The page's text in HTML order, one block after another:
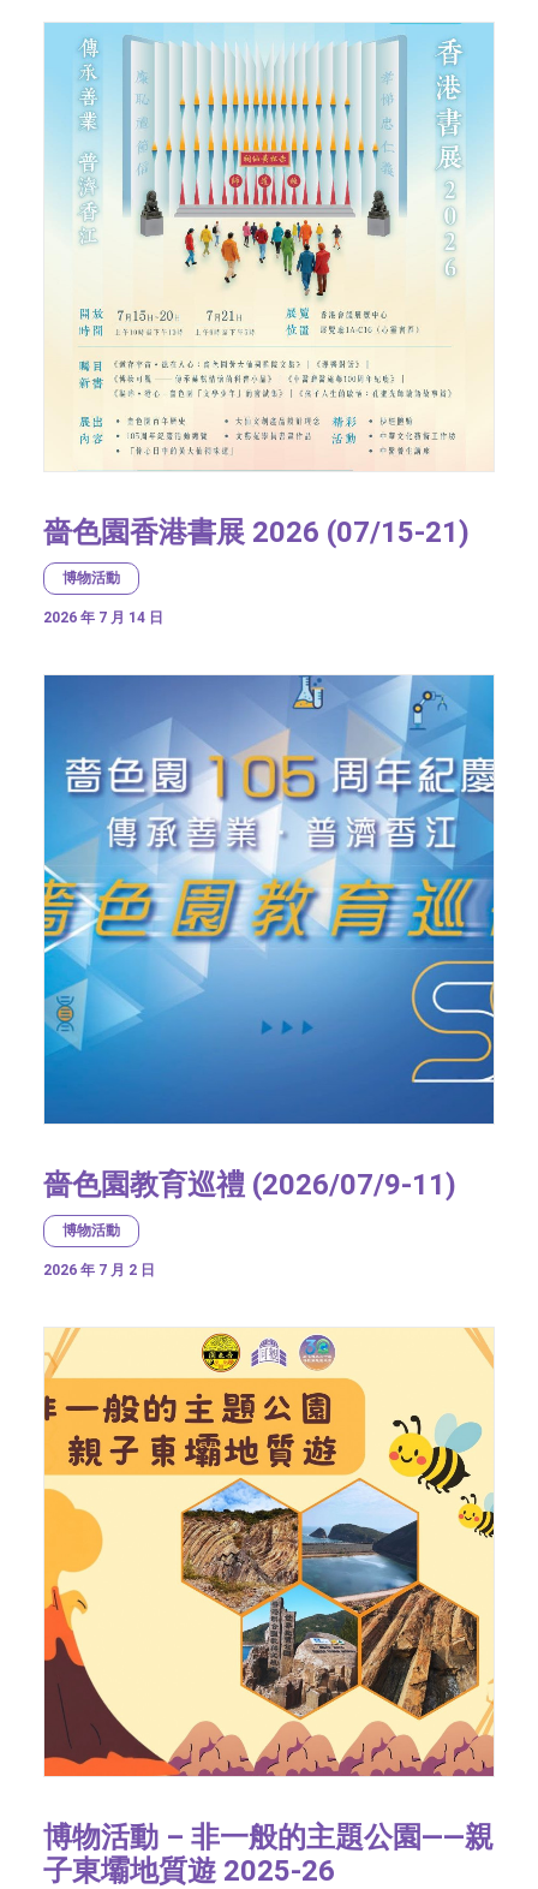
嗇色園香港書展 2026 (07/15-21)
博物活動
2026 年 7 月 14 日
嗇色園教育巡禮 (2026/07/9-11)
博物活動
2026 年 7 月 2 日
博物活動 – 非一般的主題公園——親
子東壩地質遊 2025-26